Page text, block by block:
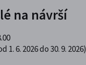
na návrší
1. 6. 2026 do 30. 9. 2026)